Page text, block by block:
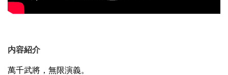
内容紹介
萬千武將，無限演義。